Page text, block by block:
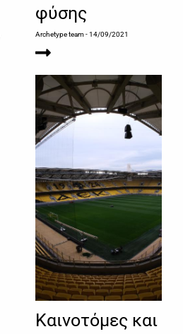
φύσης
Archetype team- 14/09/2021
Καινοτόμες και